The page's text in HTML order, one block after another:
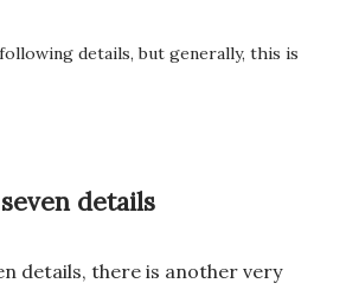
必须携带資格証明書。 这也成为我以后必
整个过程其实没有想象中困难 在出发之
担心其实没...
details, but generally, this is
details
details, there is another very